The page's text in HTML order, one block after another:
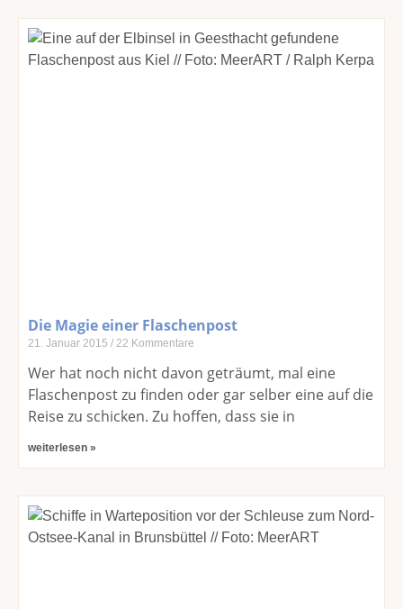
Die Magie einer Flaschenpost
21. Januar 2015 22 Kommentare
Wer hat noch nicht davon geträumt, mal eine
Flaschenpost zu finden oder gar selber eine auf die
Reise zu schicken. Zu hoffen, dass sie in
weiterlesen »